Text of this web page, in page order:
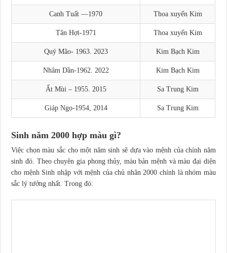
Canh Tuất —1970 Thoa xuyến Kim
Tân Hợi-1971 Thoa xuyến Kim
Quý Mão- 1963. 2023 Kim Bạch Kim
Nhâm Dần-1962. 2022 Kim Bạch Kim
Ất Mùi – 1955. 2015 Sa Trung Kim
Giáp Ngọ-1954, 2014 Sa Trung Kim
Sinh năm 2000 hợp màu gì?
Việc chọn màu sắc cho một năm sinh sẽ dựa vào mệnh của chính năm
sinh đó. Theo chuyên gia phong thủy, màu bản mệnh và màu đại diện
cho mệnh Sinh nhập với mệnh của chủ nhân 2000 chính là nhóm màu
sắc lý tưởng nhất. Trong đó: